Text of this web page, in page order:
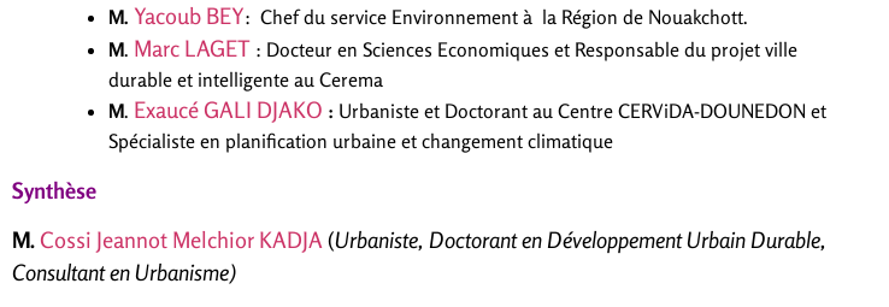
M. Yacoub BEY: Chef du service Environnement à la Région de Nouakchott.
M. Marc LAGET : Docteur en Sciences Economiques et Responsable du projet ville
durable et intelligente au Cerema
M. Exaucé GALI DJAKO : Urbaniste et Doctorant au Centre CERViDA-DOUNEDON et
Spécialiste en planification urbaine et changement climatique
Synthèse
M.Cossi Jeannot Melchior KADJA (Urbaniste, Doctorant en Développement Urbain Durable,
Consultant en Urbanisme)